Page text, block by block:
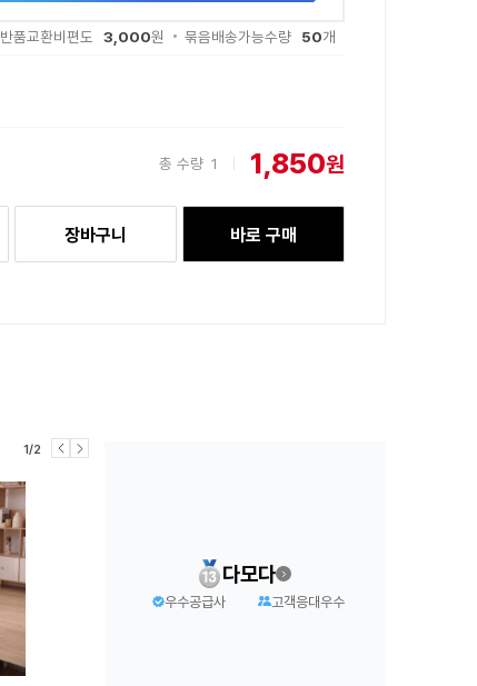
반품교환비편도 3,000원 묶음배송가능수량 50개
총 수량 1 1,850원
장바구니 바로 구매
1/2
다모다
우수공급사 고객응대우수